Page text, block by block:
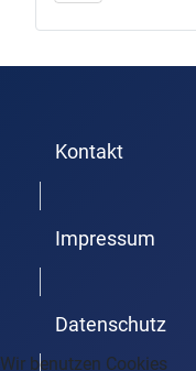
Kontakt
Impressum
Datenschutz
Wir benutzen Cookies